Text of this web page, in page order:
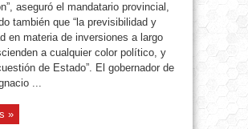
aseguró el mandatario provincial,
también que “la previsibilidad y
en materia de inversiones a largo
a cualquier color político, y
de Estado”. El gobernador de
...
»